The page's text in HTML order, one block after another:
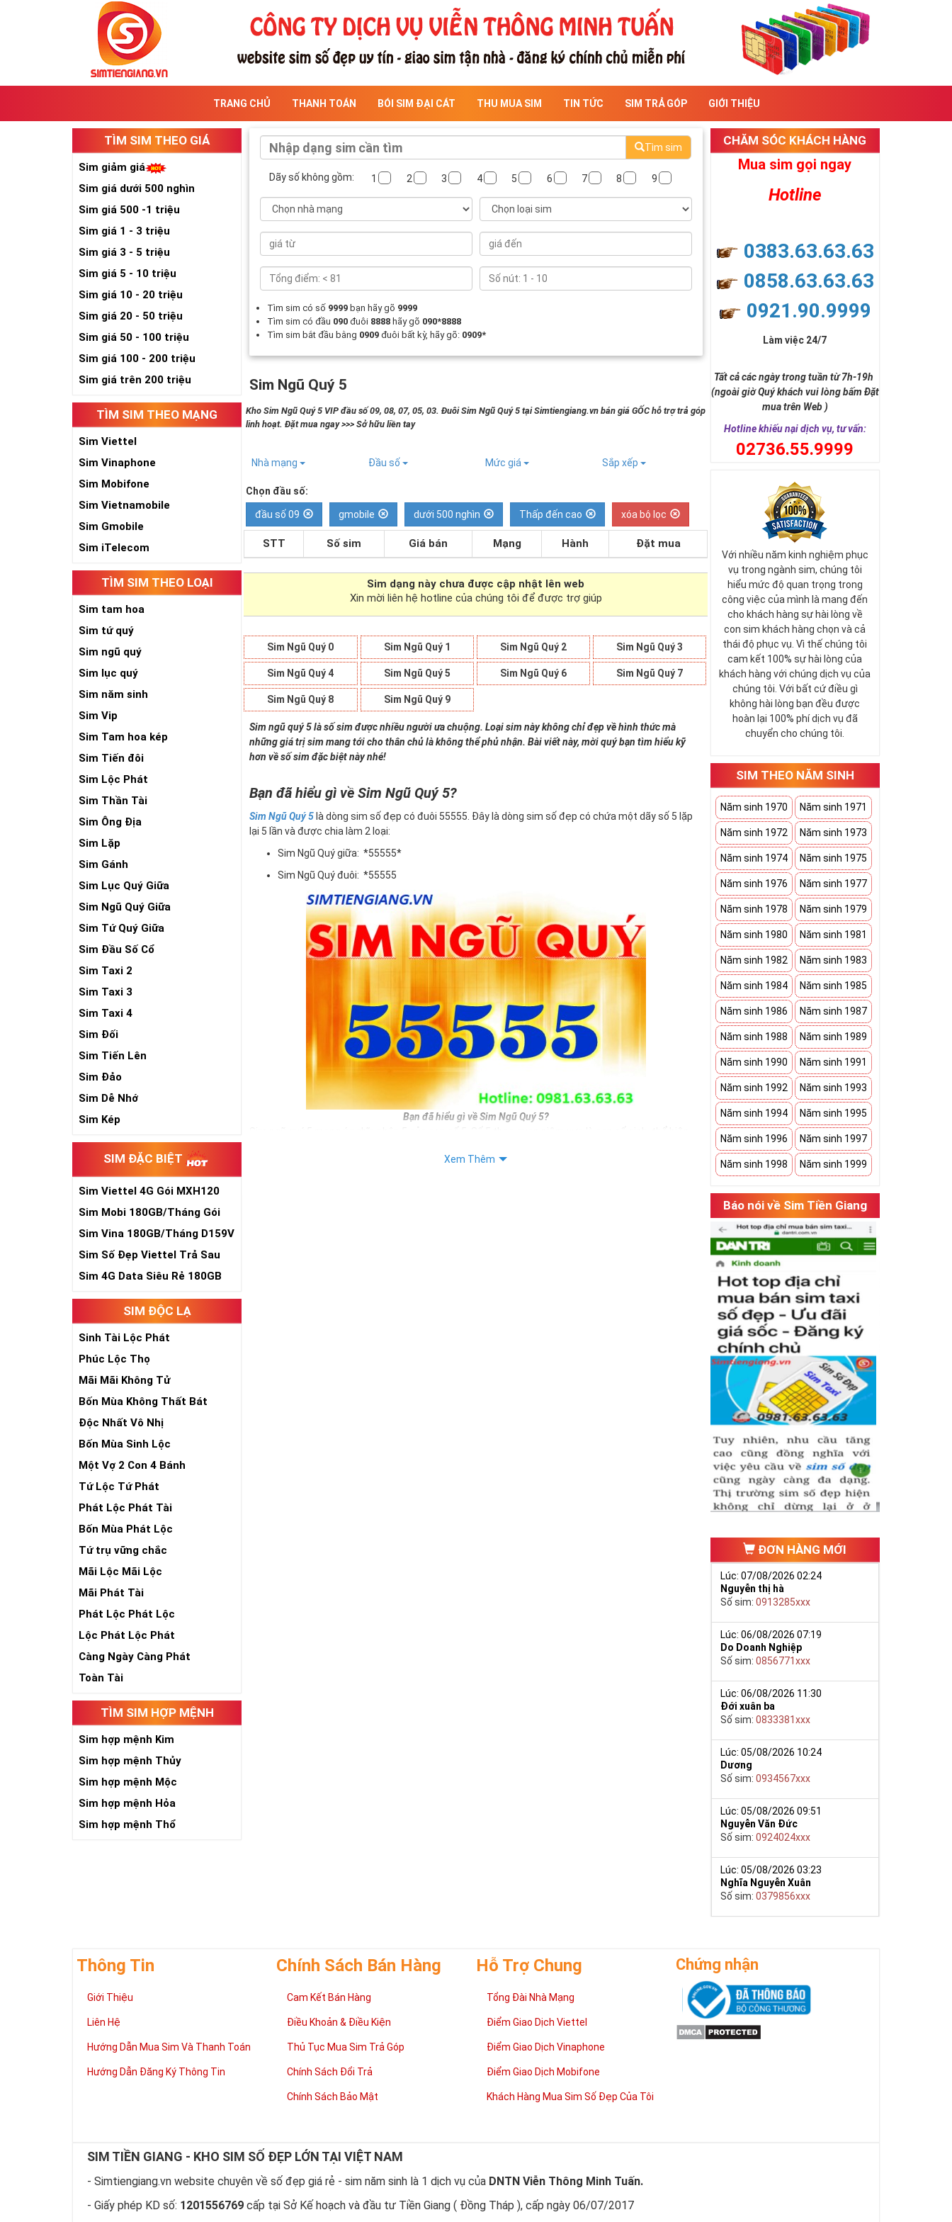
TRANG CHỦ THANH TOÁN BÓI SIM ĐẠI CÁT THU MUA SIM TIN TỨC SIM TRẢ GÓP GIỚI THIỆU
TÌM SIM THEO GIÁ
Sim giảm giá
Sim giá dưới 500 nghìn
Sim giá 500 -1 triệu
Sim giá 1 - 3 triệu
Sim giá 3 - 5 triệu
Sim giá 5 - 10 triệu
Sim giá 10 - 20 triệu
Sim giá 20 - 50 triệu
Sim giá 50 - 100 triệu
Sim giá 100 - 200 triệu
Sim giá trên 200 triệu
TÌM SIM THEO MẠNG
Sim Viettel
Sim Vinaphone
Sim Mobifone
Sim Vietnamobile
Sim Gmobile
Sim iTelecom
TÌM SIM THEO LOẠI
Sim tam hoa
Sim tứ quý
Sim ngũ quý
Sim lục quý
Sim năm sinh
Sim Vip
Sim Tam hoa kép
Sim Tiến đôi
Sim Lộc Phát
Sim Thần Tài
Sim Ông Địa
Sim Lặp
Sim Gánh
Sim Lục Quý Giữa
Sim Ngũ Quý Giữa
Sim Tứ Quý Giữa
Sim Đầu Số Cổ
Sim Taxi 2
Sim Taxi 3
Sim Taxi 4
Sim Đối
Sim Tiến Lên
Sim Đảo
Sim Dễ Nhớ
Sim Kép
SIM ĐẶC BIỆT
Sim Viettel 4G Gói MXH120
Siêu Rẻ
Sim Mobi 180GB/Tháng Gói
TK159
Sim Vina 180GB/Tháng D159V
Sim Số Đẹp Viettel Trả Sau
Sim 4G Data Siêu Rẻ 180GB
SIM ĐỘC LẠ
Sinh Tài Lộc Phát
Phúc Lộc Thọ
Mãi Mãi Không Tử
Bốn Mùa Không Thất Bát
Độc Nhất Vô Nhị
Bốn Mùa Sinh Lộc
Một Vợ 2 Con 4 Bánh
Tứ Lộc Tứ Phát
Phát Lộc Phát Tài
Bốn Mùa Phát Lộc
Tứ trụ vững chắc
Mãi Lộc Mãi Lộc
Mãi Phát Tài
Phát Lộc Phát Lộc
Lộc Phát Lộc Phát
Càng Ngày Càng Phát
Toàn Tài
TÌM SIM HỢP MỆNH
Sim hợp mệnh Kim
Sim hợp mệnh Thủy
Sim hợp mệnh Mộc
Sim hợp mệnh Hỏa
Sim hợp mệnh Thổ
Tìm sim
Dãy số không gồm: 1 2 3 4 5 6 7 8 9
Tìm sim có số 9999 bạn hãy gõ 9999
Tìm sim có đầu 090đuôi 8888 hãy gõ 090*8888
Tìm sim bắt đầu bằng 0909 đuôi bất kỳ, hãy gõ: 0909*
Sim Ngũ Quý 5
Kho Sim Ngũ Quý 5 VIP đầu số 09, 08, 07, 05, 03. Đuôi Sim Ngũ Quý 5 tại Simtiengiang.vn bán giá GỐC hỗ trợ trả góp
linh hoạt. Đặt mua ngay >>> Sở hữu liền tay
Nhà mạng Đầu số Mức giá Sắp xếp
Chọn đầu số:
đầu số 09 gmobile dưới 500 nghìn Thấp đến cao xóa bộ lọc
STT Số sim Giá bán Mạng Hành Đặt mua
Sim dạng này chưa được cập nhật lên web
Xin mời liên hệ hotline của chúng tôi để được trợ giúp
Sim Ngũ Quý 0 Sim Ngũ Quý 1 Sim Ngũ Quý 2 Sim Ngũ Quý 3
Sim Ngũ Quý 4 Sim Ngũ Quý 5 Sim Ngũ Quý 6 Sim Ngũ Quý 7
Sim Ngũ Quý 8 Sim Ngũ Quý 9
Sim ngũ quý 5 là số sim được nhiều người ưa chuộng. Loại sim này không chỉ đẹp về hình thức mà
những giá trị sim mang tới cho thân chủ là không thể phủ nhận. Bài viết này, mời quý bạn tìm hiểu kỹ
hơn về số sim đặc biệt này nhé!
Bạn đã hiểu gì về Sim Ngũ Quý 5?
Sim Ngũ Quý 5 là dòng sim số đẹp có đuôi 55555. Đây là dòng sim số đẹp có chứa một dãy số 5 lặp
lại 5 lần và được chia làm 2 loại:
Sim Ngũ Quý giữa: *55555*
Sim Ngũ Quý đuôi: *55555
Bạn đã hiểu gì về Sim Ngũ Quý 5?
Vua nên được nhiều người yêu thích và chọn lựa.
Xem Thêm
CHĂM SÓC KHÁCH HÀNG
Mua sim gọi ngay
Hotline
0383.63.63.63
0858.63.63.63
0921.90.9999
Làm việc 24/7
Tất cả các ngày trong tuần từ 7h-19h
(ngoài giờ Quý khách vui lòng bấm Đặt
mua trên Web )
Hotline khiếu nại dịch vụ, tư vấn:
02736.55.9999
Với nhiều năm kinh nghiệm phục
vụ trong ngành sim, chúng tôi
hiểu mức độ quan trọng trong
công việc của mình là mang đến
cho khách hàng sự hài lòng về
con sim khách hàng chọn và cả
thái độ phục vụ. Vì thế chúng tôi
cam kết 100% sự hài lòng của
khách hàng với chúng dịch vụ của
chúng tôi. Với bất cứ điều gì
không hài lòng bạn đều được
hoàn lại 100% phí dịch vụ đã
chuyển cho chúng tôi.
SIM THEO NĂM SINH
Năm sinh 1970 Năm sinh 1971
Năm sinh 1972 Năm sinh 1973
Năm sinh 1974 Năm sinh 1975
Năm sinh 1976 Năm sinh 1977
Năm sinh 1978 Năm sinh 1979
Năm sinh 1980 Năm sinh 1981
Năm sinh 1982 Năm sinh 1983
Năm sinh 1984 Năm sinh 1985
Năm sinh 1986 Năm sinh 1987
Năm sinh 1988 Năm sinh 1989
Năm sinh 1990 Năm sinh 1991
Năm sinh 1992 Năm sinh 1993
Năm sinh 1994 Năm sinh 1995
Năm sinh 1996 Năm sinh 1997
Năm sinh 1998 Năm sinh 1999
Báo nói về Sim Tiền Giang
ĐƠN HÀNG MỚI
Lúc: 07/08/2026 02:24
Nguyễn thị hà
Số sim:0913285xxx
Lúc: 06/08/2026 07:19
Do Doanh Nghiệp
Số sim:0856771xxx
Lúc: 06/08/2026 11:30
Đới xuân ba
Số sim:0833381xxx
Lúc: 05/08/2026 10:24
Dương
Số sim:0934567xxx
Lúc: 05/08/2026 09:51
Nguyễn Văn Đức
Số sim:0924024xxx
Lúc: 05/08/2026 03:23
Nghĩa Nguyễn Xuân
Số sim:0379856xxx
Thông Tin
Giới Thiệu
Liên Hệ
Hướng Dẫn Mua Sim Và Thanh Toán
Hướng Dẫn Đăng Ký Thông Tin
Chính Sách Bán Hàng
Cam Kết Bán Hàng
Điều Khoản & Điều Kiện
Thủ Tục Mua Sim Trả Góp
Chính Sách Đổi Trả
Chính Sách Bảo Mật
Hỗ Trợ Chung
Tổng Đài Nhà Mạng
Điểm Giao Dịch Viettel
Điểm Giao Dịch Vinaphone
Điểm Giao Dịch Mobifone
Khách Hàng Mua Sim Số Đẹp Của Tôi
Chứng nhận
SIM TIỀN GIANG - KHO SIM SỐ ĐẸP LỚN TẠI VIỆT NAM
- Simtiengiang.vn website chuyên về số đẹp giá rẻ - sim năm sinh là 1 dịch vụ của DNTN Viễn Thông Minh Tuấn.
- Giấy phép KD số: 1201556769 cấp tại Sở Kế hoạch và đầu tư Tiền Giang ( Đồng Tháp ), cấp ngày 06/07/2017